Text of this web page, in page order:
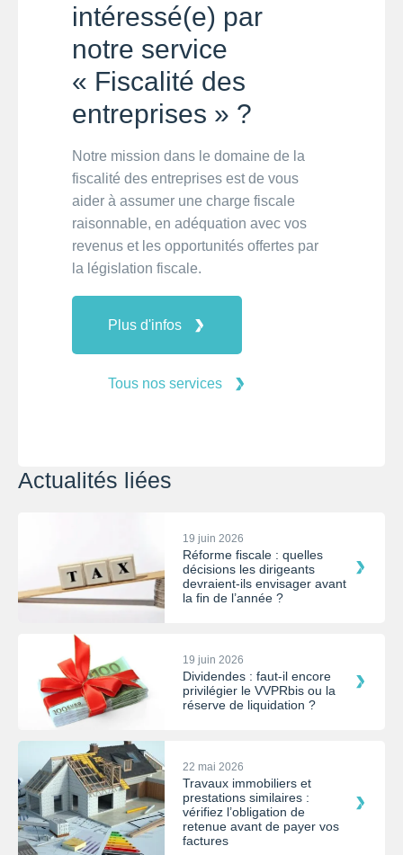
intéressé(e) par
notre service
« Fiscalité des
entreprises » ?
Notre mission dans le domaine de la
fiscalité des entreprises est de vous
aider à assumer une charge fiscale
raisonnable, en adéquation avec vos
revenus et les opportunités offertes par
la législation fiscale.
Plus d'infos
Tous nos services
Actualités liées
19 juin 2026
Réforme fiscale : quelles
décisions les dirigeants
devraient-ils envisager avant
la fin de l’année ?
19 juin 2026
Dividendes : faut-il encore
privilégier le VVPRbis ou la
réserve de liquidation ?
22 mai 2026
Travaux immobiliers et
prestations similaires :
vérifiez l’obligation de
retenue avant de payer vos
factures